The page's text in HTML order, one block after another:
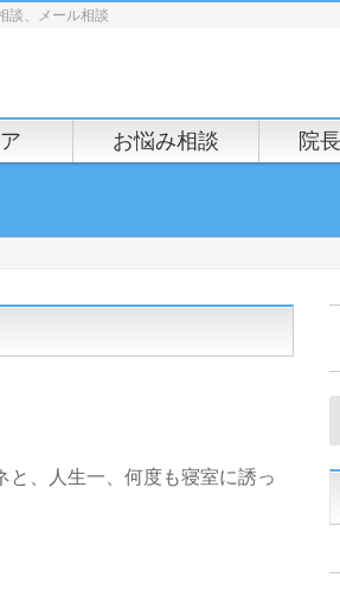
談、メール相談
お悩み相談 院
と、人生一、何度も寝室に誘っ